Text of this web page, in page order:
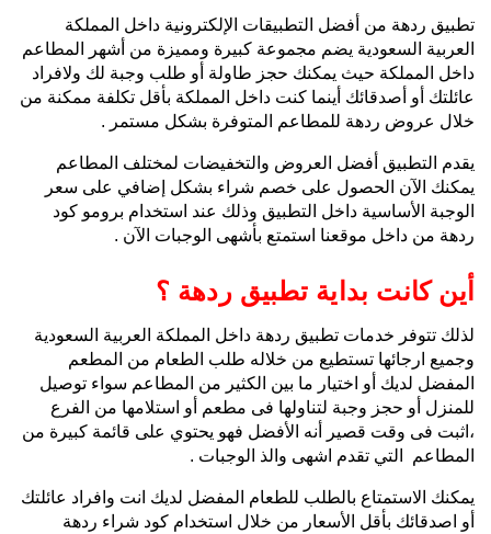
تطبيق ردهة من أفضل التطبيقات الإلكترونية داخل المملكة
العربية السعودية يضم مجموعة كبيرة ومميزة من أشهر المطاعم
داخل المملكة حيث يمكنك حجز طاولة أو طلب وجبة لك ولافراد
عائلتك أو أصدقائك أينما كنت داخل المملكة بأقل تكلفة ممكنة من
خلال عروض ردهة للمطاعم المتوفرة بشكل مستمر .
يقدم التطبيق أفضل العروض والتخفيضات لمختلف المطاعم
يمكنك الآن الحصول على خصم شراء بشكل إضافي على سعر
الوجبة الأساسية داخل التطبيق وذلك عند استخدام برومو كود
ردهة من داخل موقعنا استمتع بأشهى الوجبات الآن .
أين كانت بداية تطبيق ردهة ؟
لذلك تتوفر خدمات تطبيق ردهة داخل المملكة العربية السعودية
وجميع ارجائها تستطيع من خلاله طلب الطعام من المطعم
المفضل لديك أو اختيار ما بين الكثير من المطاعم سواء توصيل
للمنزل أو حجز وجبة لتناولها فى مطعم أو استلامها من الفرع
،اثبت فى وقت قصير أنه الأفضل فهو يحتوي على قائمة كبيرة من
المطاعم التي تقدم اشهى والذ الوجبات .
يمكنك الاستمتاع بالطلب للطعام المفضل لديك انت وافراد عائلتك
أو اصدقائك بأقل الأسعار من خلال استخدام كود شراء ردهة